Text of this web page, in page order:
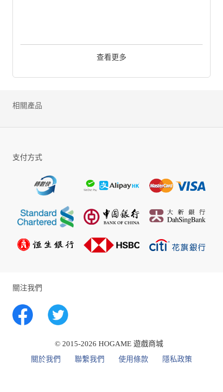
《Apex Legends》提供玩家在八個「英雄」角色
之間進行選擇，每個角色都具有獨特的能力和遊戲
者、惡靈、邦加羅爾等 6 名基本角色，以及腐蝕和
遊戲提供 3 名玩家一組，共 20 組 60 名玩家一
地圖上收集武器、配件、裝備、補品等，在遊戲的
充滿各種機會的世界
後，太空中的邊境終於恢復了平靜。
片焦土，而當初保證的援助也不了了之。由於無法
求生，那些所剩的人們被迫離開家鄉。而一些勇者
一些邊境遠方的偏僻星球群，邊疆並未遭戰火侵襲
且充滿了資源與契機。但是人命在這裡卻一文不
值，而危險也隱藏在各個角落。這裡的開拓者、探
索者與匪徒們不停地爭鬥著，而且現在他們將透過
Apex 競賽來解決紛爭，這是一種血腥運動，而選手
們為了金錢、名聲與榮耀來從邊境各處來到此處。
戰術大逃殺
查看更多
相關產品
支付方式
關注我們
© 2015-2026 HOGAME 遊戲商城
關於我們
聯繫我們 使用條款 隱私政策